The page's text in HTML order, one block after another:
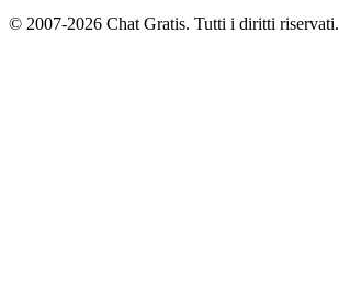
© 2007-2026 Chat Gratis. Tutti i diritti riservati.